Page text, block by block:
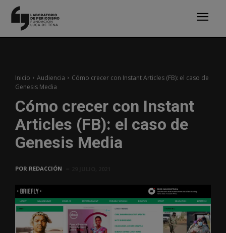
Inicio Audiencia
Cómo crecer con Instant Articles (FB): el caso de
Genesis Media
Cómo crecer con Instant
Articles (FB): el caso de
Genesis Media
POR REDACCIÓN